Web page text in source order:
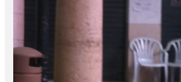
OTRAS INICIATIVAS
PARTICIPA